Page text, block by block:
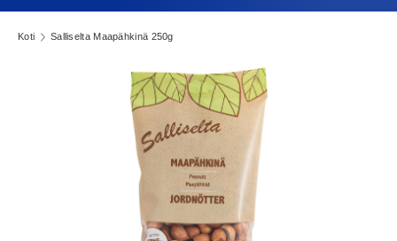
Koti Salliselta Maapähkinä 250g